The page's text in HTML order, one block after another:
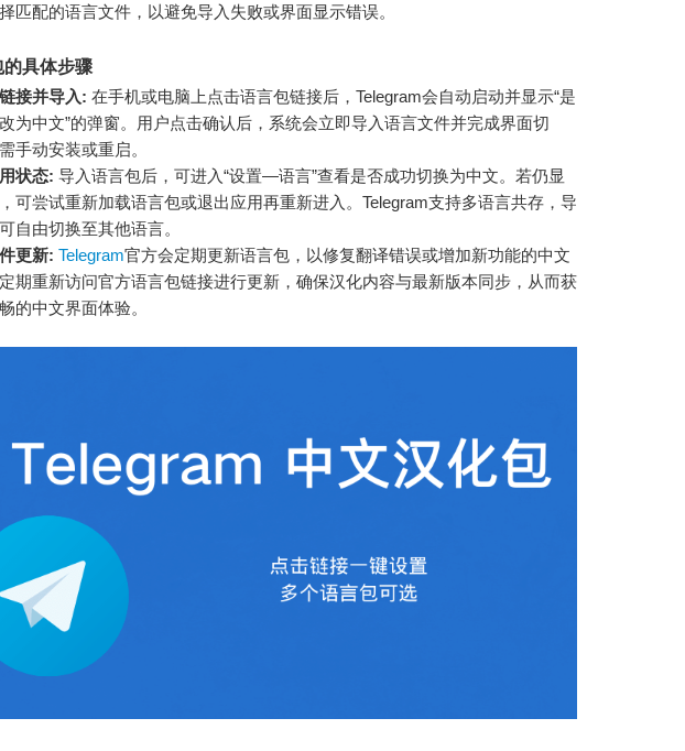
匹配的语言文件，以避免导入失败或界面显示错误。
具体步骤
接并导入: 在手机或电脑上点击语言包链接后，Telegram会自动启动并显示“是
为中文”的弹窗。用户点击确认后，系统会立即导入语言文件并完成界面切
手动安装或重启。
状态: 导入语言包后，可进入“设置—语言”查看是否成功切换为中文。若仍显
可尝试重新加载语言包或退出应用再重新进入。Telegram支持多语言共存，导
自由切换至其他语言。
更新: Telegram官方会定期更新语言包，以修复翻译错误或增加新功能的中文
期重新访问官方语言包链接进行更新，确保汉化内容与最新版本同步，从而获
的中文界面体验。